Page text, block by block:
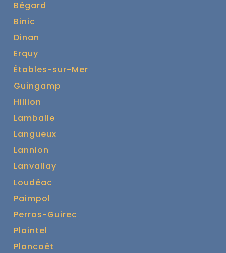
Bégard
Binic
Dinan
Erquy
Étables-sur-Mer
Guingamp
Hillion
Lamballe
Langueux
Lannion
Lanvallay
Loudéac
Paimpol
Perros-Guirec
Plaintel
Plancoët